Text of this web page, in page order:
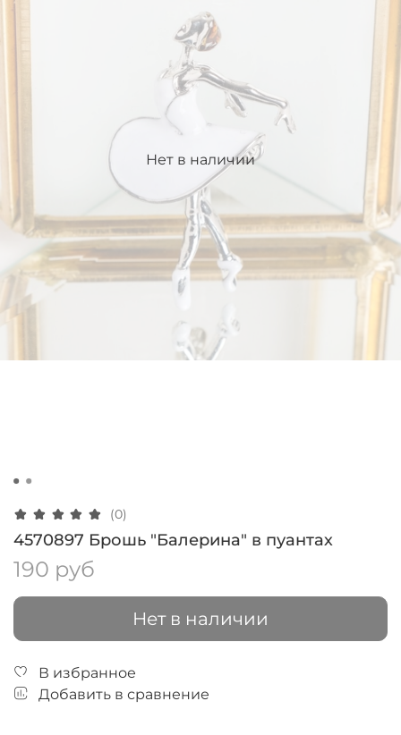
Нет в наличии
(0)
4570897 Брошь "Балерина" в пуантах
190 руб
Нет в наличии
В избранное
Добавить в сравнение